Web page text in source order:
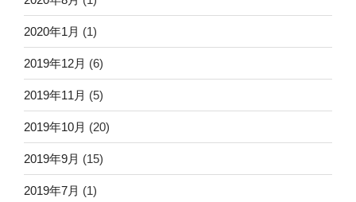
2020年1月 (1)
2019年12月 (6)
2019年11月 (5)
2019年10月 (20)
2019年9月 (15)
2019年7月 (1)